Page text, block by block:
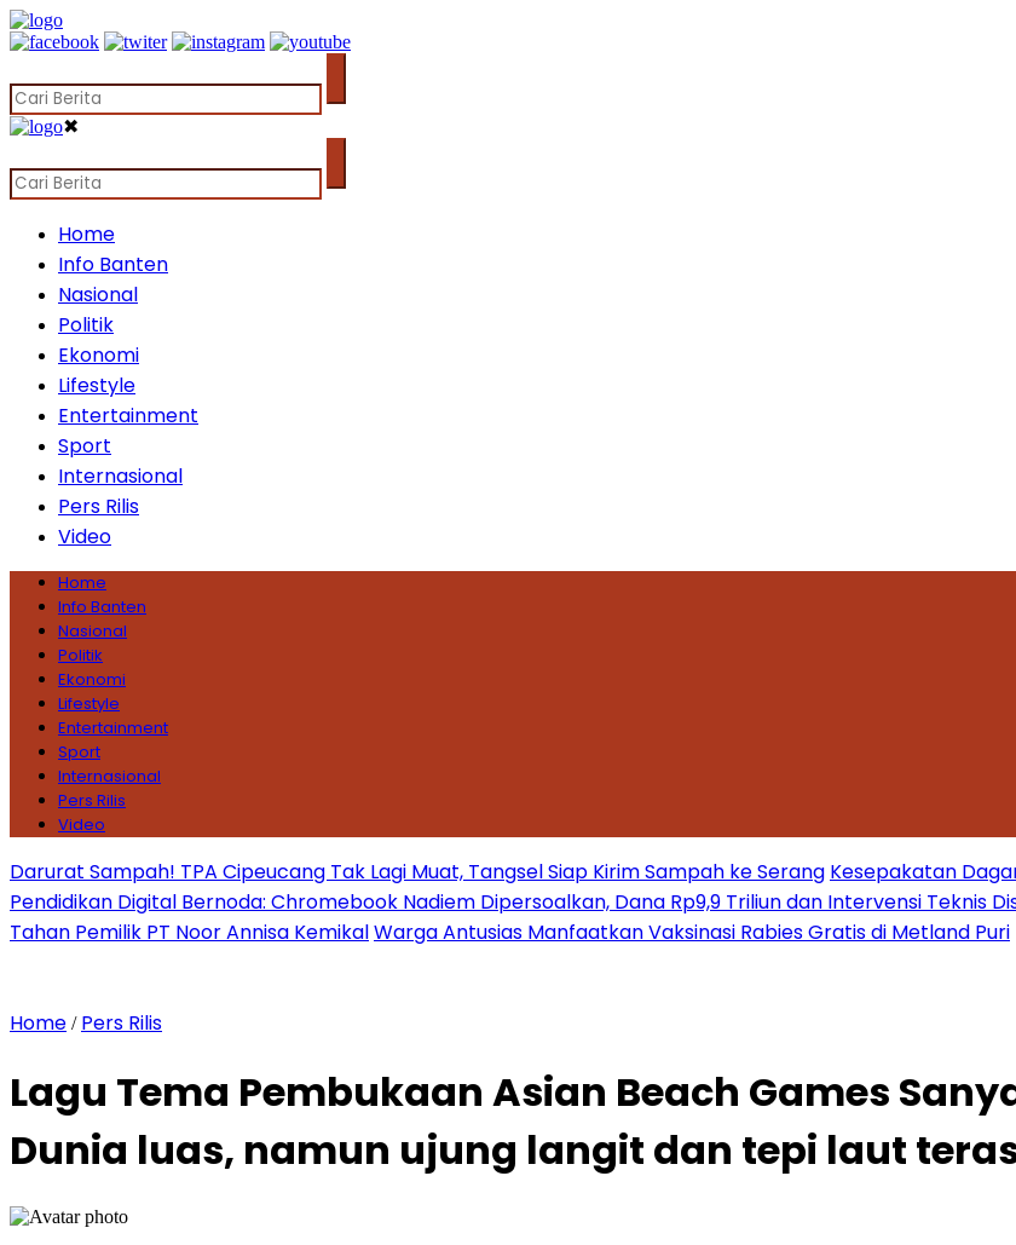
✖
Home
Info Banten
Nasional
Politik
Ekonomi
Lifestyle
Entertainment
Sport
Internasional
Pers Rilis
Video
Home
Info Banten
Nasional
Politik
Ekonomi
Lifestyle
Entertainment
Sport
Internasional
Pers Rilis
Video
Darurat Sampah! TPA Cipeucang Tak Lagi Muat, Tangsel Siap Kirim Sampah ke Serang Kesepakatan
Pendidikan Digital Bernoda: Chromebook Nadiem Dipersoalkan, Dana Rp9,9 Triliun dan Intervensi Teknis
Tahan Pemilik PT Noor Annisa KemikalWarga Antusias Manfaatkan Vaksinasi Rabies Gratis di Metland Puri
Home / Pers Rilis
Lagu Tema Pembukaan Asian Beach Games
Dunia luas, namun ujung langit dan tepi laut